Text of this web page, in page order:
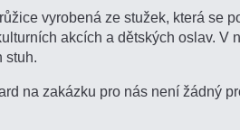
vyrobená ze stužek, která se
akcích a dětských oslav. V
stuh.
na zakázku pro nás není žádný